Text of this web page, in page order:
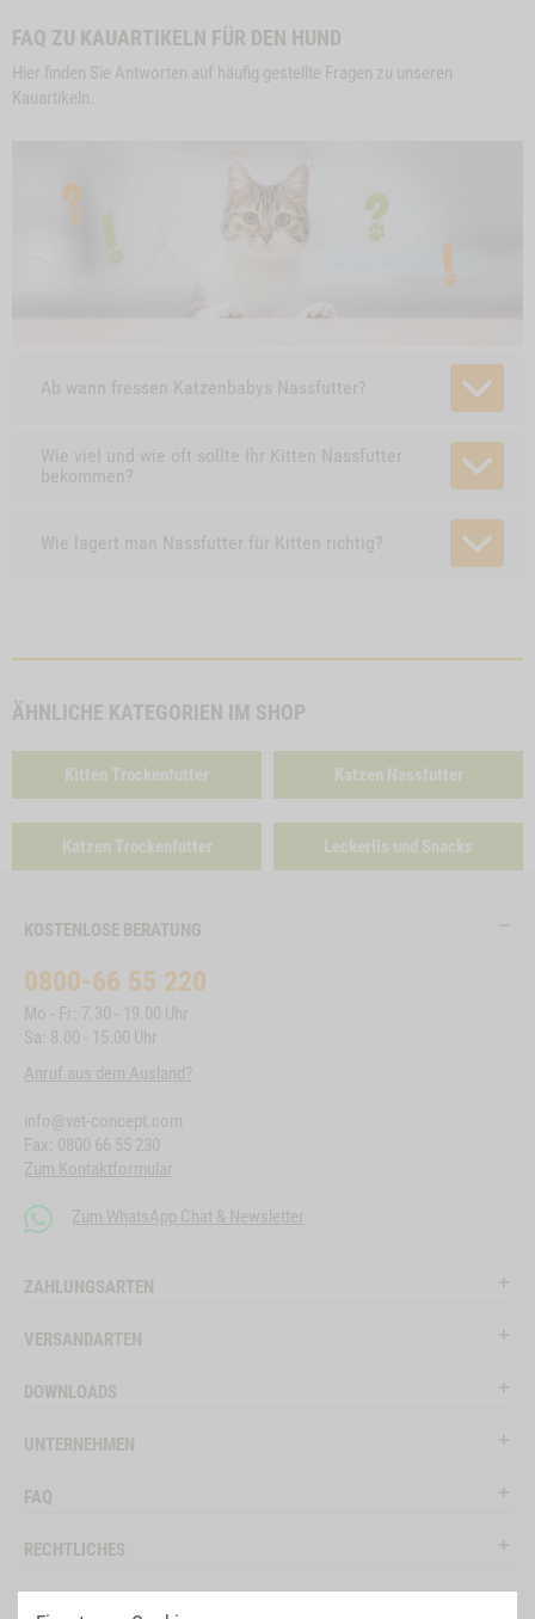
FAQ ZU KAUARTIKELN FÜR DEN HUND
Hier finden Sie Antworten auf häufig gestellte Fragen zu unseren
Kauartikeln.
Ab wann fressen Katzenbabys Nassfutter?
Wie viel und wie oft sollte Ihr Kitten Nassfutter
bekommen?
Wie lagert man Nassfutter für Kitten richtig?
ÄHNLICHE KATEGORIEN IM SHOP
Kitten Trockenfutter Katzen Nassfutter
Katzen Trockenfutter Leckerlis und Snacks
KOSTENLOSE BERATUNG
0800-66 55 220
Mo - Fr: 7.30 - 19.00 Uhr
Sa: 8.00 - 15.00 Uhr
Anruf aus dem Ausland?
info@vet-concept.com
Fax: 0800 66 55 230
Zum Kontaktformular
Zum WhatsApp Chat & Newsletter
ZAHLUNGSARTEN
VERSANDARTEN
DOWNLOADS
UNTERNEHMEN
FAQ
RECHTLICHES